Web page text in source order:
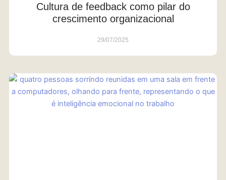
Cultura de feedback como pilar do
crescimento organizacional
29/07/2025